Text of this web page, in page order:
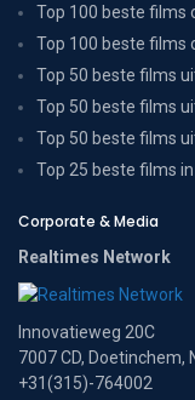
Top 100 beste films
Top 100 beste films
Top 50 beste films
Top 50 beste films
Top 50 beste films
Top 25 beste films
Corporate & Media
Realtimes Network
Innovatieweg 20C
7007 CD, Doetinchem,
+31(315)-764002